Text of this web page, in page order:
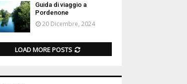
Guida di viaggio a
Pordenone
20 Dicembre, 2024
LOAD MORE POSTS